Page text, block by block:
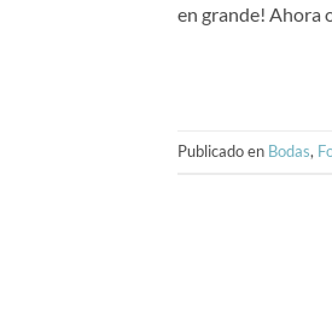
en grande! Ahora
Publicado en Bodas,